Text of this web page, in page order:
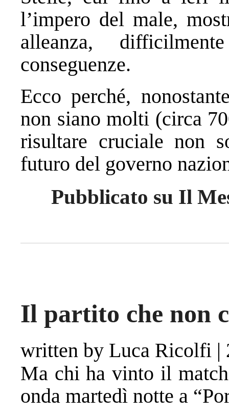
l’impero del male,
alleanza,
conseguenze.
Ecco perché,
non siano molti (circa
risultare cruciale non
futuro del governo
Pubblicato su Il
Il partito che non
written by Luca Ricolfi |
Ma chi ha vinto il
onda martedì notte a